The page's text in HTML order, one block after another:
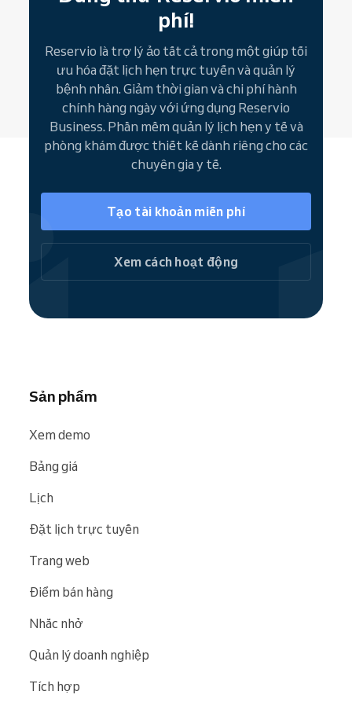
dịch vụ, ngày giờ, nhân viên yêu thích và quản
lý toàn bộ lịch hẹn trực tuyến.
Nút đặt lịch (widget)là lựa chọn khác để tiếp
cận bệnh nhân, tích hợp trực tiếp lên website
và mạng xã hội, giúp đặt lịch nhanh chóng, tiện
lợi. Dẫn người dùng đến trang đặt lịch đầy đủ
hoặc đặt dịch vụ riêng lẻ ngay lập tức.
Là thành viên cộng đồng Reservio, chương
website nhưGoogle,Bing vàFacebook
phí!
Reservio là trợ lý ảo tất cả trong một giúp tối
ưu hóa đặt lịch hẹn trực tuyến và quản lý
bệnh nhân. Giảm thời gian và chi phí hành
chính hàng ngày với ứng dụng Reservio
Business. Phần mềm quản lý lịch hẹn y tế và
phòng khám được thiết kế dành riêng cho các
chuyên gia y tế.
Tạo tài khoản miễn phí
Xem cách hoạt động
Sản phẩm
Xem demo
Bảng giá
Lịch
Đặt lịch trực tuyến
Trang web
Điểm bán hàng
Nhắc nhở
Quản lý doanh nghiệp
Tích hợp